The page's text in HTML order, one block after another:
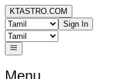
KTASTRO.COM
Sign In